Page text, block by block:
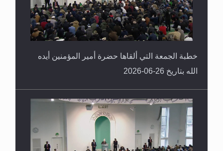
خطبة الجمعة التي ألقاها حضرة أمير المؤمنين أيده
الله بتاريخ 26-06-2026